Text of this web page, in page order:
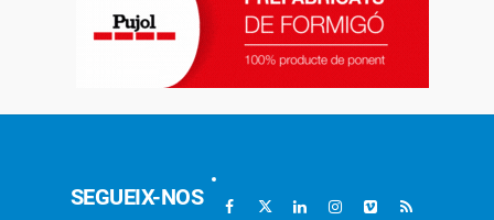
SEGUEIX-NOS